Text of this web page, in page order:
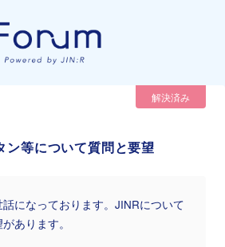
解決済み
ン等について質問と要望
になっております。JINRについて
あります。